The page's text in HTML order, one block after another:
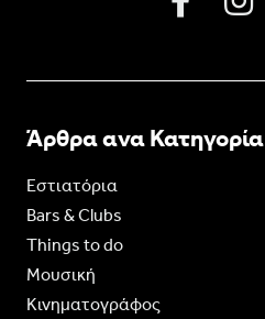
Άρθρα ανα Κατηγορία
Εστιατόρια
Bars & Clubs
Things to do
Moυσική
Κινηματογράφος